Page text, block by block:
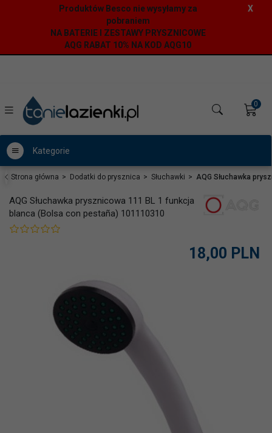
Produktów Besco nie wysyłamy za
pobraniem
NA BATERIE I ZESTAWY PRYSZNICOWE
AQG RABAT 10% NA KOD AQG10
X
0
Kategorie
Strona główna Dodatki do prysznica Słuchawki AQG Słuchawka
AQG Słuchawka prysznicowa 111 BL 1 funkcja
blanca (Bolsa con pestaña) 101110310
18,00 PLN